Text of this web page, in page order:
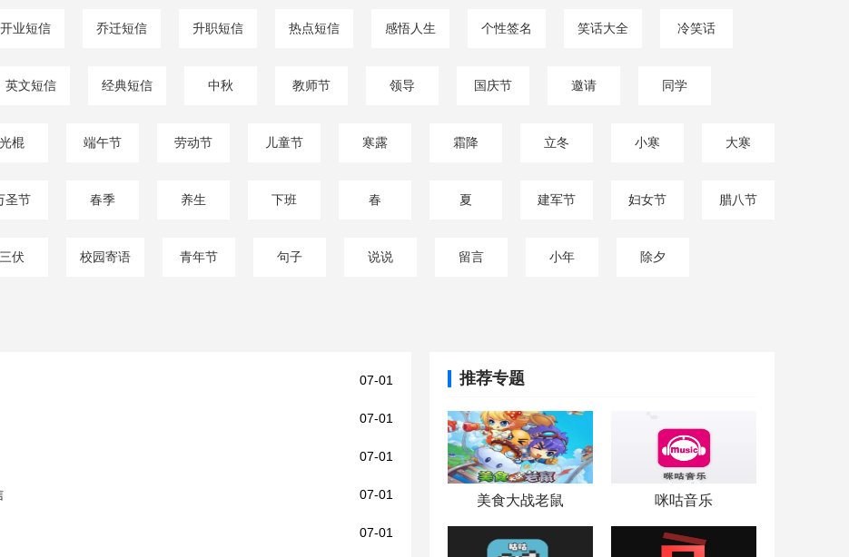
开业短信 乔迁短信 升职短信 热点短信 感悟人生 个性签名 笑话大全 冷笑话
英文短信 经典短信 中秋 教师节 领导 国庆节 邀请 同学
光棍 端午节 劳动节 儿童节 寒露 霜降 立冬 小寒 大寒
圣节 春季 养生 下班 春 夏 建军节 妇女节 腊八节
三伏 校园寄语 青年节 句子 说说 留言 小年 除夕
07-01
07-01
07-01
07-01
07-01
推荐专题
美食大战老鼠 咪咕音乐